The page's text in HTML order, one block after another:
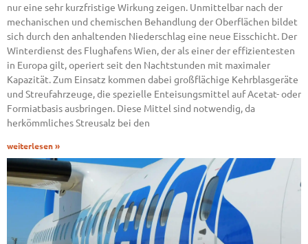
nur eine sehr kurzfristige Wirkung zeigen. Unmittelbar nach der
mechanischen und chemischen Behandlung der Oberflächen bildet
sich durch den anhaltenden Niederschlag eine neue Eisschicht. Der
Winterdienst des Flughafens Wien, der als einer der effizientesten
in Europa gilt, operiert seit den Nachtstunden mit maximaler
Kapazität. Zum Einsatz kommen dabei großflächige Kehrblasgeräte
und Streufahrzeuge, die spezielle Enteisungsmittel auf Acetat- oder
Formiatbasis ausbringen. Diese Mittel sind notwendig, da
herkömmliches Streusalz bei den
weiterlesen »